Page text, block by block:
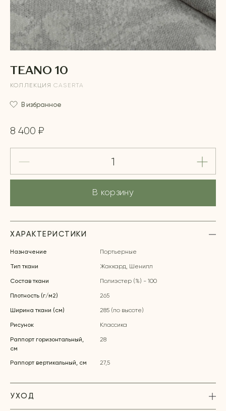
TEANO 10
КОЛЛЕКЦИЯ CASERTA
В избранное
8 400 ₽
В корзину
ХАРАКТЕРИСТИКИ
Назначение Портьерные
Тип ткани Жаккард, Шенилл
Состав ткани Полиэстер (%) - 100
Плотность (г/м2) 265
Ширина ткани (см) 285 (по высоте)
Рисунок Классика
Раппорт горизонтальный,
см
28
Раппорт вертикальный, см 27,5
УХОД